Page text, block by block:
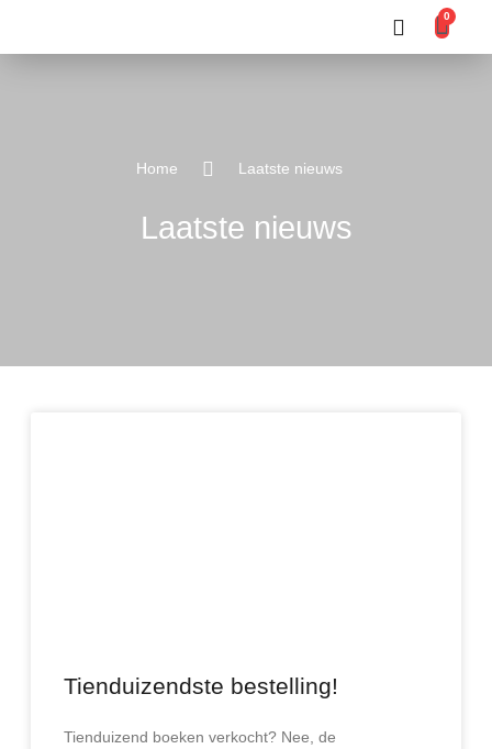
0
Home Laatste nieuws
Laatste nieuws
Tienduizendste bestelling!
Tienduizend boeken verkocht? Nee, de